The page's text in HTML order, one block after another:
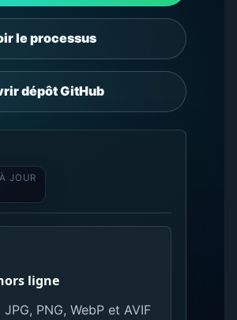
le processus
dépôt GitHub
JOUR
ligne
PNG, WebP et AVIF